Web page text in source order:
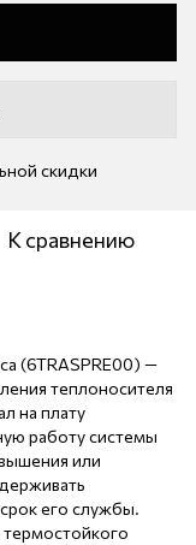
скидки
К сравнению
(6TRASPRE00) —
теплоносителя
на плату
работу системы
или
его службы.
термостойкого